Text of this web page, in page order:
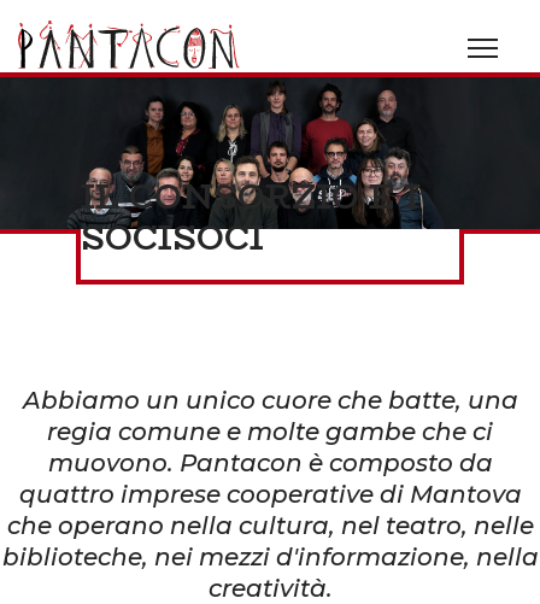
IL CONSORZIO E I
SOCISOCI
Abbiamo un unico cuore che batte, una
regia comune e molte gambe che ci
muovono. Pantacon è composto da
quattro imprese cooperative di Mantova
che operano nella cultura, nel teatro, nelle
biblioteche, nei mezzi d'informazione, nella
creatività.